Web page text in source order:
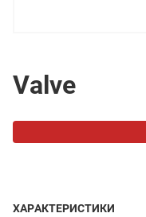
Valve
ХАРАКТЕРИСТИКИ